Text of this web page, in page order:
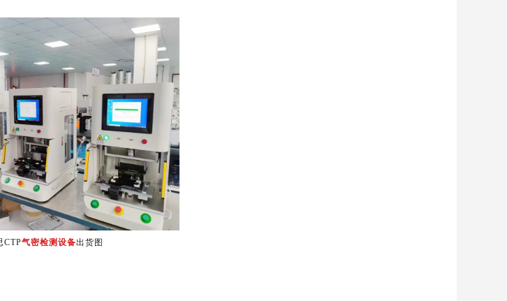
CTP气密检测设备出货图